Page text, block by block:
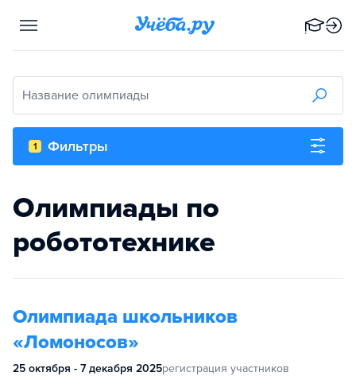
Название олимпиады
1 Фильтры
Олимпиады по
робототехнике
Олимпиада школьников
«Ломоносов»
25 октября - 7 декабря 2025регистрация участников